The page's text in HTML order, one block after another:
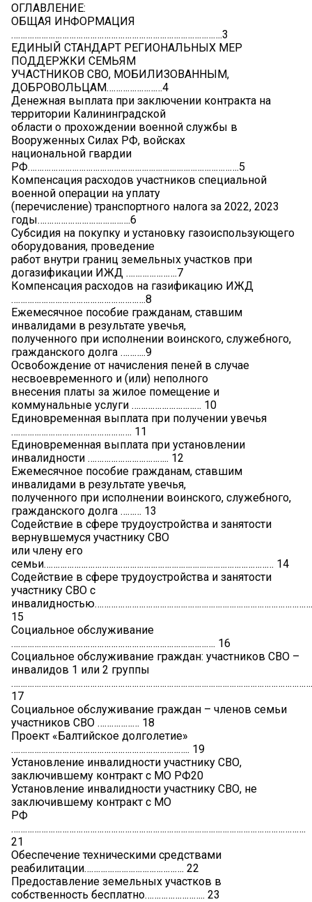
ОГЛАВЛЕНИЕ:
ОБЩАЯ ИНФОРМАЦИЯ
……………………………………………………………………………….3
ЕДИНЫЙ СТАНДАРТ РЕГИОНАЛЬНЫХ МЕР
ПОДДЕРЖКИ СЕМЬЯМ
УЧАСТНИКОВ СВО, МОБИЛИЗОВАННЫМ,
ДОБРОВОЛЬЦАМ……………………4
Денежная выплата при заключении контракта на
территории Калининградской
области о прохождении военной службы в
Вооруженных Силах РФ, войсках
национальной гвардии
РФ……………………………………………………………………………….5
Компенсация расходов участников специальной
военной операции на уплату
(перечисление) транспортного налога за 2022, 2023
годы………………………………….6
Субсидия на покупку и установку газоиспользующего
оборудования, проведение
работ внутри границ земельных участков при
догазификации ИЖД ………………….7
Компенсация расходов на газификацию ИЖД
………………………………………………….8
Ежемесячное пособие гражданам, ставшим
инвалидами в результате увечья,
полученного при исполнении воинского, служебного,
гражданского долга ………..9
Освобождение от начисления пеней в случае
несвоевременного и (или) неполного
внесения платы за жилое помещение и
коммунальные услуги ………………………… 10
Единовременная выплата при получении увечья
……………………………………………. 11
Единовременная выплата при установлении
инвалидности …………………………….. 12
Ежемесячное пособие гражданам, ставшим
инвалидами в результате увечья,
полученного при исполнении воинского, служебного,
гражданского долга ……… 13
Содействие в сфере трудоустройства и занятости
вернувшемуся участнику СВО
или члену его
семьи……………………………………………………………………………………… 14
Содействие в сфере трудоустройства и занятости
участнику СВО с
15
Социальное обслуживание
……………………………………………………………………………. 16
Социальное обслуживание граждан: участников СВО –
инвалидов 1 или 2 группы
17
Социальное обслуживание граждан – членов семьи
участников СВО ……………… 18
Проект «Балтийское долголетие»
………………………………………………………………….. 19
Установление инвалидности участнику СВО,
заключившему контракт с МО РФ20
Установление инвалидности участнику СВО, не
заключившему контракт с МО
РФ
……………………………………………………………………………………………………………….
21
Обеспечение техническими средствами
реабилитации……………………………………. 22
Предоставление земельных участков в
собственность бесплатно…………………….. 23